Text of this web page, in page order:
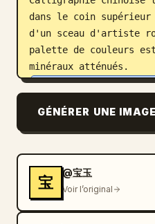
dans le coin supérieur
d'un sceau d'artiste
palette de couleurs est
minéraux atténués.
Humour, fusion
GÉNÉRER UNE
宝
@宝玉
Voir l’original